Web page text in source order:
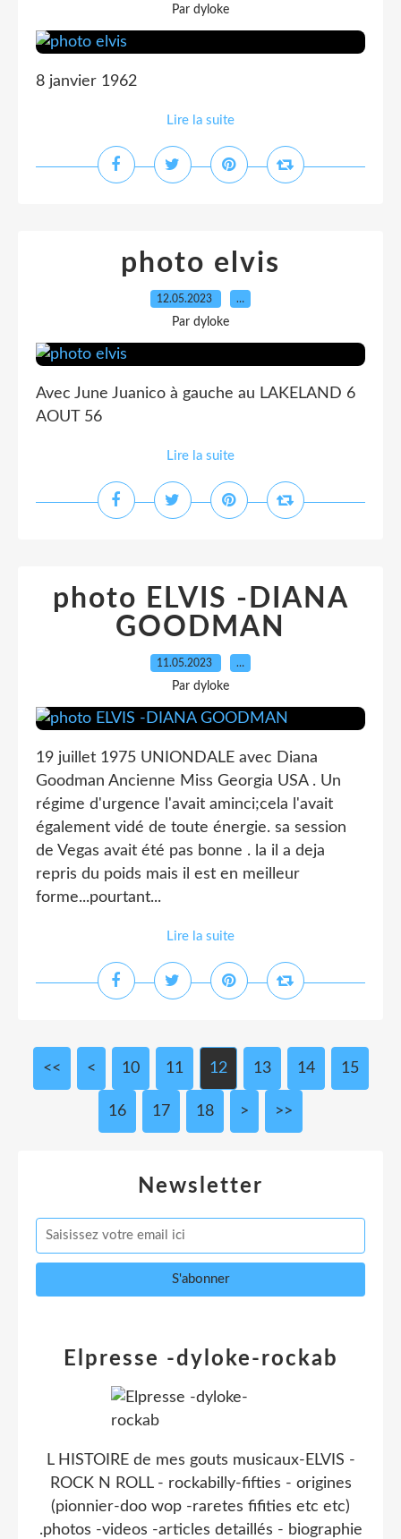
Par dyloke
8 janvier 1962
Lire la suite
photo elvis
12.05.2023 …
Par dyloke
Avec June Juanico à gauche au LAKELAND 6
AOUT 56
Lire la suite
photo ELVIS -DIANA
GOODMAN
11.05.2023 …
Par dyloke
19 juillet 1975 UNIONDALE avec Diana
Goodman Ancienne Miss Georgia USA . Un
régime d'urgence l'avait aminci;cela l'avait
également vidé de toute énergie. sa session
de Vegas avait été pas bonne . la il a deja
repris du poids mais il est en meilleur
forme...pourtant...
Lire la suite
<< < 10 11 12 13 14 15
16 17 18 > >>
Newsletter
Elpresse -dyloke-rockab
L HISTOIRE de mes gouts musicaux-ELVIS -
ROCK N ROLL - rockabilly-fifties - origines
(pionnier-doo wop -raretes fifities etc etc)
.photos -videos -articles detaillés - biographie